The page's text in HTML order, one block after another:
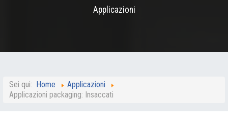
Applicazioni
Sei qui: Home
Applicazioni
Applicazioni packaging: Insaccati